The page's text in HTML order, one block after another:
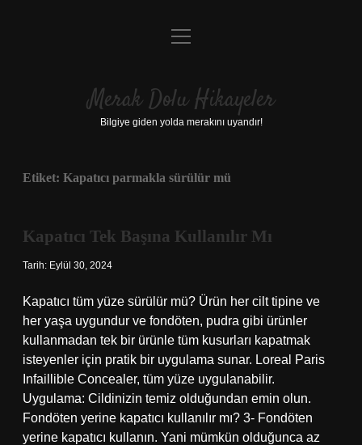
Anasayfa
Yasal Uyarı
menüyü
Merak Dolu Hikayeler
Bilgiye giden yolda merakını uyandır!
Etiket: Kapatıcı parmakla sürülür mü
Kapatıcı Tek Başına Kullanılır Mı
Tarih: Eylül 30, 2024
Kapatıcı tüm yüze sürülür mü? Ürün her cilt tipine ve
her yaşa uygundur ve fondöten, pudra gibi ürünler
kullanmadan tek bir ürünle tüm kusurları kapatmak
isteyenler için pratik bir uygulama sunar. Loreal Paris
Infaillible Concealer, tüm yüze uygulanabilir.
Uygulama: Cildinizin temiz olduğundan emin olun.
Fondöten yerine kapatıcı kullanılır mı? 3- Fondöten
yerine kapatıcı kullanın. Yani mümkün olduğunca az